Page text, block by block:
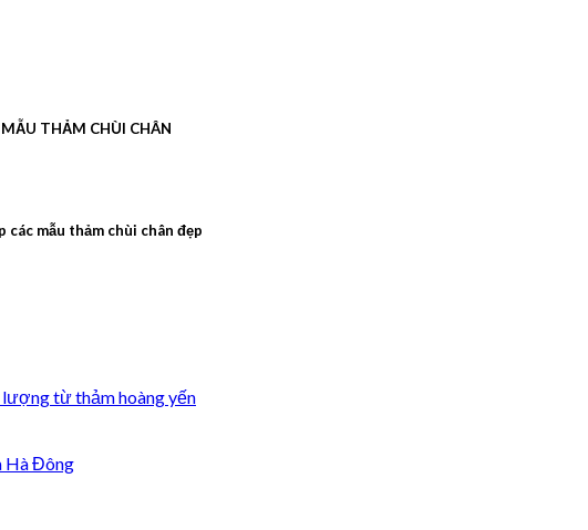
MẪU THẢM CHÙI CHÂN
các mẫu thảm chùi chân đẹp
lượng từ thảm hoàng yến
Hà Đông